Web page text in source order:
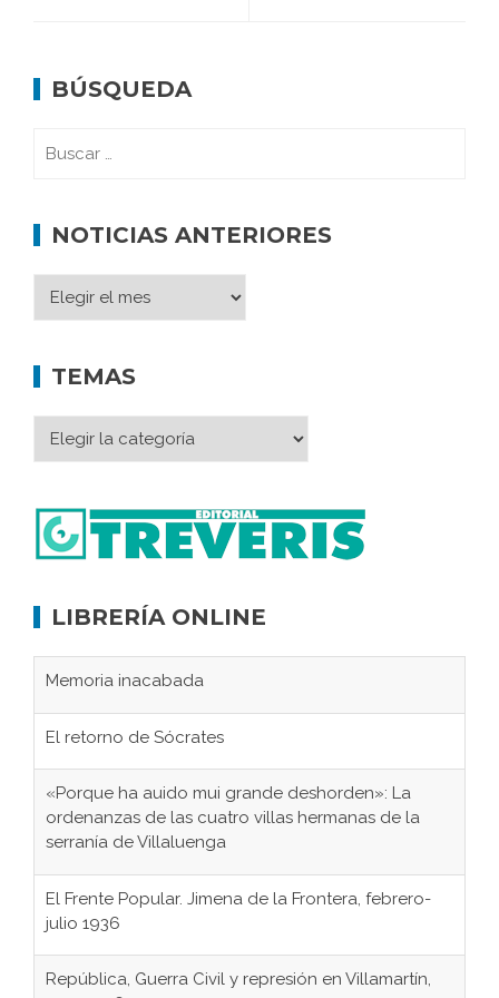
BÚSQUEDA
NOTICIAS ANTERIORES
TEMAS
LIBRERÍA ONLINE
Memoria inacabada
El retorno de Sócrates
«Porque ha auido mui grande deshorden»: La
ordenanzas de las cuatro villas hermanas de la
serranía de Villaluenga
El Frente Popular. Jimena de la Frontera, febrero-
julio 1936
República, Guerra Civil y represión en Villamartín,